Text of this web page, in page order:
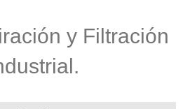
y Filtración